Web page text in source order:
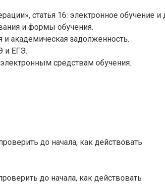
статья 16: электронное обучение и
и формы обучения.
академическая задолженность.
и ЕГЭ.
средствам обучения.
до начала, как действовать
до начала, как действовать